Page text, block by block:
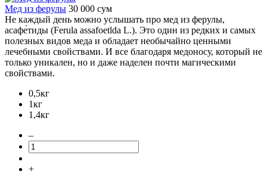
Мед из ферулы 30 000 сум
Не каждый день можно услышать про мед из ферулы,
асафе́тиды (Ferula assafoetlda L.). Это один из редких и самых
полезных видов меда и обладает необычайно ценными
лечебными свойствами. И все благодаря медоносу, который не
только уникален, но и даже наделен почти магическими
свойствами.
0,5кг
1кг
1,4кг
–
+